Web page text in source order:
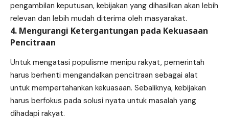
pengambilan keputusan, kebijakan yang dihasilkan akan lebih
relevan dan lebih mudah diterima oleh masyarakat.
4. Mengurangi Ketergantungan pada Kekuasaan
Pencitraan
Untuk mengatasi populisme menipu rakyat, pemerintah
harus berhenti mengandalkan pencitraan sebagai alat
untuk mempertahankan kekuasaan. Sebaliknya, kebijakan
harus berfokus pada solusi nyata untuk masalah yang
dihadapi rakyat.